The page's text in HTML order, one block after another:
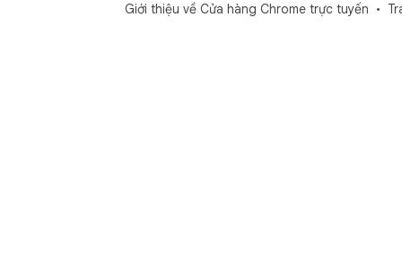
Giới thiệu về Cửa hàng Chrome trực tuyến